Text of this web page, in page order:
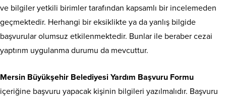
ve bilgiler yetkili birimler tarafından kapsamlı bir incelemeden
geçmektedir. Herhangi bir eksiklikte ya da yanlış bilgide
başvurular olumsuz etkilenmektedir. Bunlar ile beraber cezai
yaptırım uygulanma durumu da mevcuttur.
Mersin Büyükşehir Belediyesi Yardım Başvuru Formu
içeriğine başvuru yapacak kişinin bilgileri yazılmalıdır. Başvuru